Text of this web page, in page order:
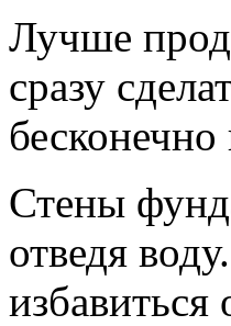
Лучше
сразу
бесконечно
Стены
отведя
избавиться